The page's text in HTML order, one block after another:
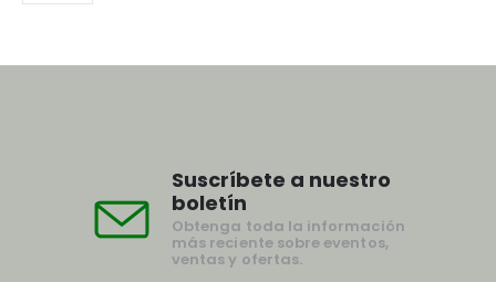
Suscríbete a nuestro
boletín
Obtenga toda la información
más reciente sobre eventos,
ventas y ofertas.